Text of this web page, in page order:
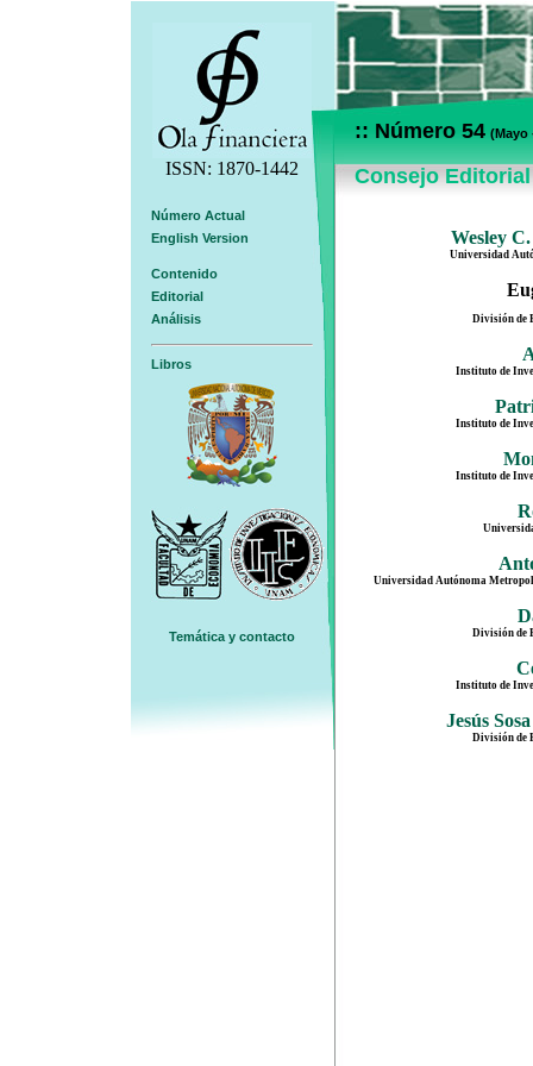
ISSN: 1870-1442
:: Número 54 (Mayo
Consejo Editorial
Número Actual
English Version
Contenido
Editorial
Análisis
Libros
Temática y contacto
Wesley
Universidad
División de
Instituto de
Instituto de
Instituto de
Universidad Autónoma
División de
Instituto de
Jesús Sosa
División de